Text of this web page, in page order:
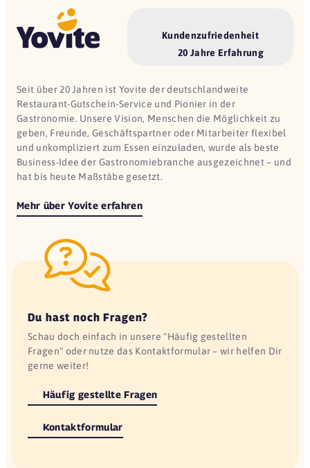
Kundenzufriedenheit
20 Jahre Erfahrung
Seit über 20 Jahren ist Yovite der deutschlandweite
Restaurant-Gutschein-Service und Pionier in der
Gastronomie. Unsere Vision, Menschen die Möglichkeit zu
geben, Freunde, Geschäftspartner oder Mitarbeiter flexibel
und unkompliziert zum Essen einzuladen, wurde als beste
Business-Idee der Gastronomiebranche ausgezeichnet – und
hat bis heute Maßstäbe gesetzt.
Mehr über Yovite erfahren
Du hast noch Fragen?
Schau doch einfach in unsere "Häufig gestellten
Fragen" oder nutze das Kontaktformular – wir helfen Dir
gerne weiter!
Häufig gestellte Fragen
Kontaktformular